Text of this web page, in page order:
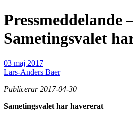
Pressmeddelande
Sametingsvalet
03 maj 2017
Lars-Anders Baer
Publicerar 2017-04-30
Sametingsvalet har havererat